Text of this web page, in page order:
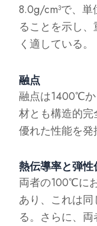
8.0g/cm³で、
ることを示し
く適している。
融点
融点は1400℃
材とも構造的
優れた性能を発
熱伝導率と弾性
両者の100℃に
あり、これは
る。さらに、